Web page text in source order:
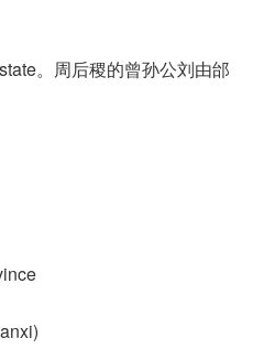
。周后稷的曾孙公刘由邰